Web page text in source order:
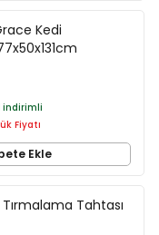
Kedi
indirimli
Fiyatı
Ekle
Tahtası